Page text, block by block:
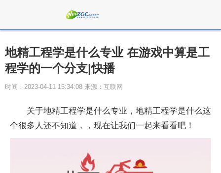
地精工程学是什么专业 在游戏中算是工
程学的一个分支|快播
时间：2023-04-11 15:34:08 来源：互联网
关于地精工程学是什么专业，地精工程学是什么这
个很多人还不知道，，现在让我们一起来看看吧！